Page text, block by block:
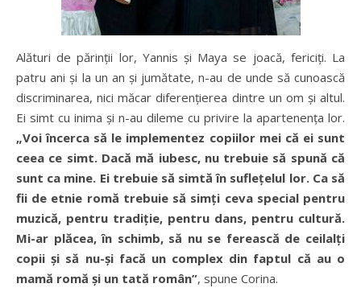
Alături de părinții lor, Yannis și Maya se joacă, fericiți. La
patru ani și la un an și jumătate, n-au de unde să cunoască
discriminarea, nici măcar diferențierea dintre un om și altul.
Ei simt cu inima și n-au dileme cu privire la apartenența lor.
„Voi încerca să le implementez copiilor mei că ei sunt
ceea ce simt. Dacă mă iubesc, nu trebuie să spună că
sunt ca mine. Ei trebuie să simtă în suflețelul lor. Ca să
fii de etnie romă trebuie să simți ceva special pentru
muzică, pentru tradiție, pentru dans, pentru cultură.
Mi-ar plăcea, în schimb, să nu se ferească de ceilalți
copii și să nu-și facă un complex din faptul că au o
mamă romă și un tată român”, spune Corina.